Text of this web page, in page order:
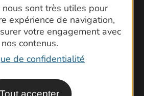
nous sont très utiles pour
expérience de navigation,
votre engagement avec
nos contenus.
de confidentialité
Tout accepter
et Topoguides
Latitude Gard